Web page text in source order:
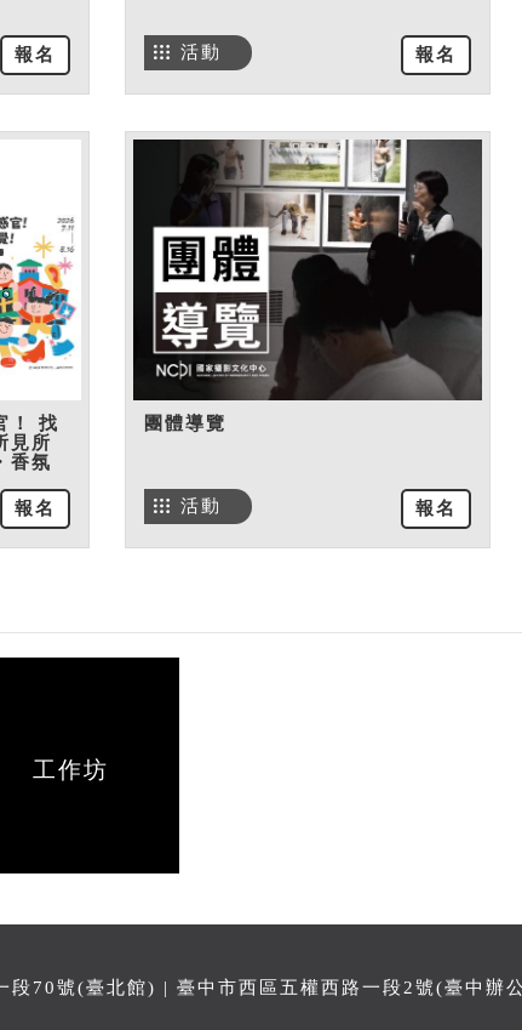
報名 報名
活動
！ 找
見所
香氛
報名
團體導覽
報名
活動
工作坊
段70號(臺北館) | 臺中市西區五權西路一段2號(臺中辦